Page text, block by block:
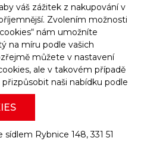
váš zážitek z nakupování v
Zvolením možnosti
nám umožníte
na míru podle vašich
můžete v nastavení
ale v takovém případě
naši nabídku podle
sídlem Rybnice 148, 331 51